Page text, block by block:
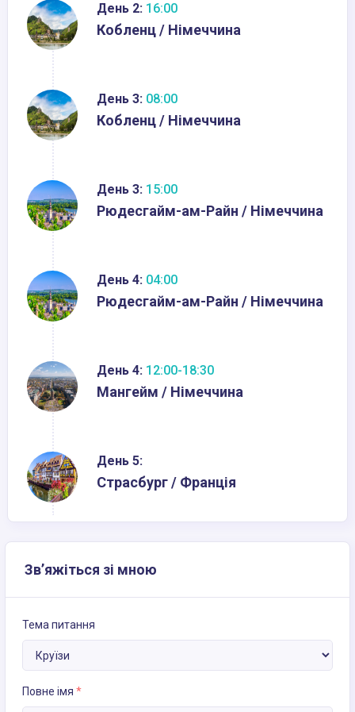
День 2: 16:00
Кобленц / Німеччина
День 3: 08:00
Кобленц / Німеччина
День 3: 15:00
Рюдесгайм-ам-Райн / Німеччина
День 4: 04:00
Рюдесгайм-ам-Райн / Німеччина
День 4: 12:00-18:30
Мангейм / Німеччина
День 5:
Страсбург / Франція
Зв’яжіться зі мною
Тема питання
Повне імя *